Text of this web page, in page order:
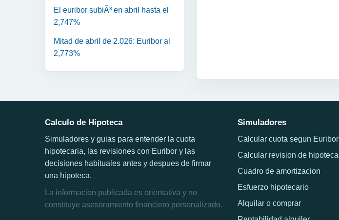
El euribor subiÃ³ en abril hasta el
2,747%
Mitad de abril de 2.026: Euribor al
2,773%
Calculo de Hipoteca
Simuladores y guias para entender la cuota
hipotecaria, las revisiones con Euribor y las
decisiones habituales antes y despues de firmar
una hipoteca.
La informacion publicada es orientativa y no
constituye asesoramiento financiero personalizado.
Simuladores
Calcular cuota segun Euribor
Calcular revision de hipoteca
Cuadro de amortizacion
Esfuerzo hipotecario
Alquilar o comprar